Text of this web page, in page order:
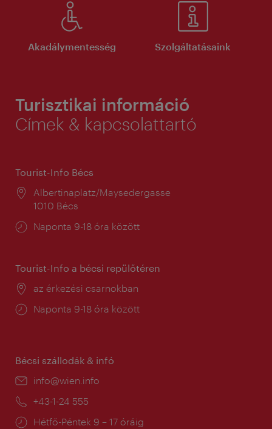
Akadálymentesség Szolgáltatásaink
Turisztikai információ
Címek & kapcsolattartó
Tourist-Info Bécs
Helyszín:
Albertinaplatz/Maysedergasse
1010 Bécs
Nyitva
Naponta 9-18 óra között
Tourist-Info a bécsi repülőtéren
Helyszín:
az érkezési csarnokban
Nyitva
Naponta 9-18 óra között
Bécsi szállodák & infó
E-
info@wien.info
Telefon:
+43-1-24 555
Nyitva
Hétfő-Péntek 9 – 17 óráig